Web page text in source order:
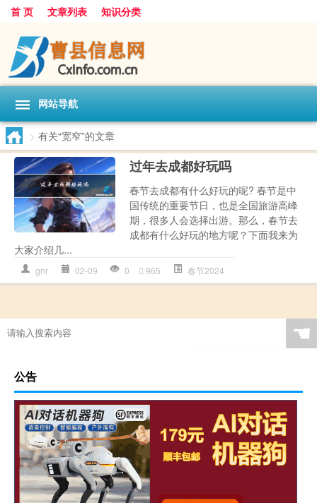
首 页 文章列表 知识分类
网站导航
> 有关“宽窄”的文章
过年去成都好玩吗
春节去成都有什么好玩的呢? 春节是中
国传统的重要节日，也是全国旅游高峰
期，很多人会选择出游。那么，春节去
成都有什么好玩的地方呢？下面我来为
大家介绍几...
gnr 02-09 0 965 春节2024
☚
公告